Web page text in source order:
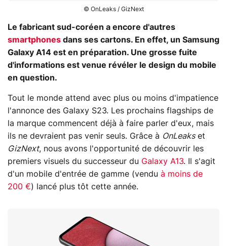
© OnLeaks / GizNext
Le fabricant sud-coréen a encore d'autres
smartphones dans ses cartons. En effet, un Samsung
Galaxy A14 est en préparation. Une grosse fuite
d'informations est venue révéler le design du mobile
en question.
Tout le monde attend avec plus ou moins d'impatience
l'annonce des Galaxy S23. Les prochains flagships de
la marque commencent déjà à faire parler d'eux, mais
ils ne devraient pas venir seuls. Grâce à OnLeakset
GizNext, nous avons l'opportunité de découvrir les
premiers visuels du successeur du Galaxy A13. Il s'agit
d'un mobile d'entrée de gamme (vendu à moins de
200 €) lancé plus tôt cette année.